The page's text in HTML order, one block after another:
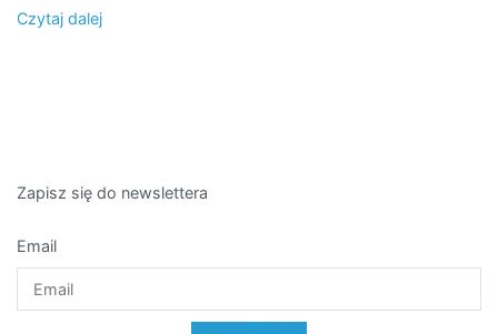
Czytaj dalej
Zapisz się do newslettera
Email